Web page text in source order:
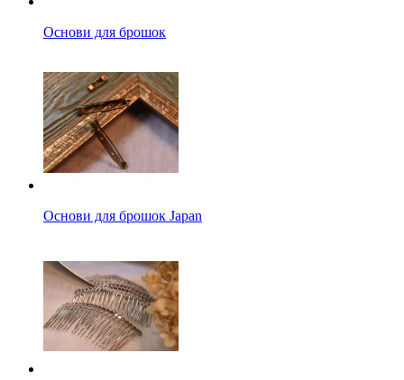
Основи для брошок
Основи для брошок Japan